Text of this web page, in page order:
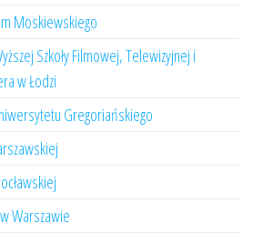
Moskiewskiego
Szkoły Filmowej, Telewizyjnej i
w Łodzi
Gregoriańskiego
Warszawie